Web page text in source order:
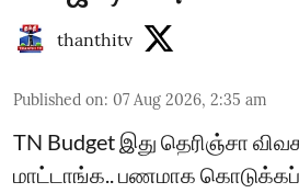
thanthitv
Published on: 07 Aug 2026, 2:35 am
TN Budget இது தெரிஞ்சா
மாட்டாங்க.. பணமாக